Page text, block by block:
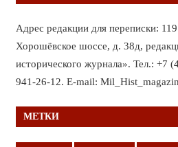
Адрес редакции для переписки:
Хорошёвское шоссе, д. 38д,
исторического журнала». Тел.: +7
941-26-12. E-mail:
МЕТКИ